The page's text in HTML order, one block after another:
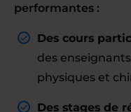
performantes :
Des cours
des
physiques et
Des stages de